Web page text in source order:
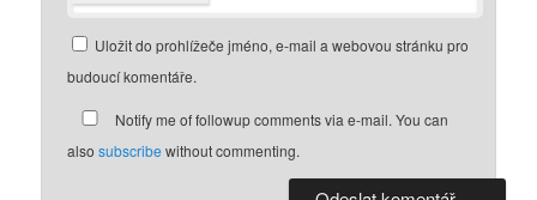
Uložit do prohlížeče jméno, e-mail a webovou stránku pro
budoucí komentáře.
Notify me of followup comments via e-mail. You can
alsosubscribe without commenting.